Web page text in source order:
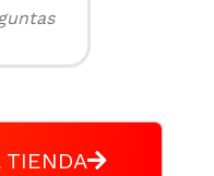
TIENDA